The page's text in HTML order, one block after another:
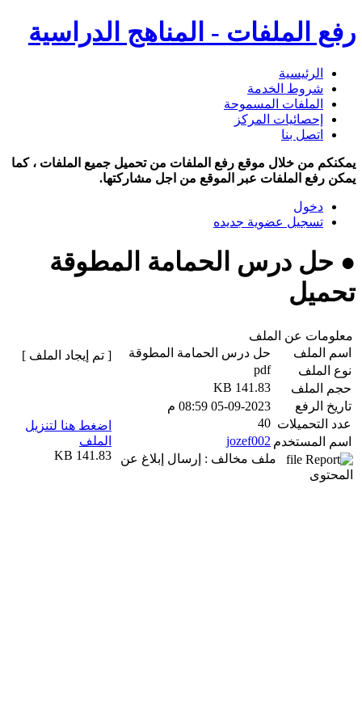
رفع الملفات - المناهج الدراسية
الرئيسية
شروط الخدمة
الملفات المسموحة
إحصائيات المركز
اتصل بنا
يمكنكم من خلال موقع رفع الملفات من تحميل جميع الملفات ، كما
يمكن رفع الملفات عبر الموقع من اجل مشاركتها.
دخول
تسجيل عضوية جديده
● حل درس الحمامة المطوقة
تحميل
معلومات عن الملف
اسم الملف
حل درس الحمامة المطوقة
نوع الملف
pdf
حجم الملف
141.83 KB
تاريخ الرفع
05-09-2023 08:59 م
عدد التحميلات 40
اسم المستخدم jozef002
ملف مخالف : إرسال إبلاغ عن
المحتوى
[ تم إيجاد الملف ]
اضغط هنا لتنزيل
الملف
141.83 KB